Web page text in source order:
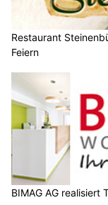
Restaurant
Feiern
BIMAG AG realisiert